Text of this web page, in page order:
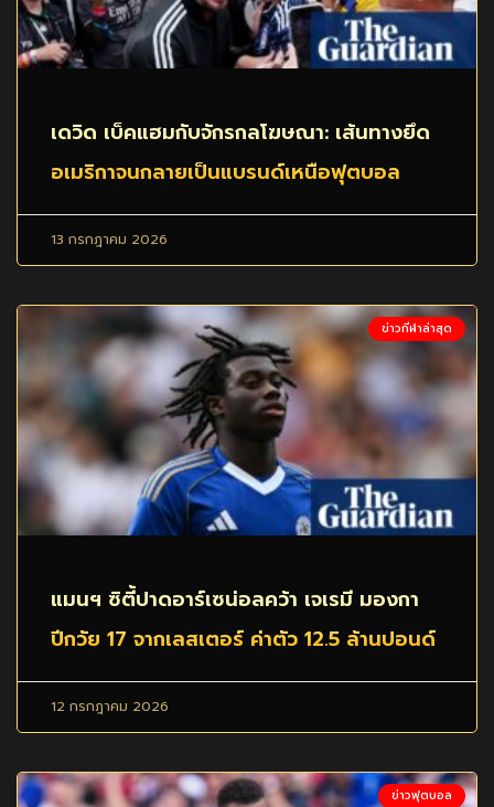
เดวิด เบ็คแฮมกับจักรกลโฆษณา: เส้นทางยึด
อเมริกาจนกลายเป็นแบรนด์เหนือฟุตบอล
13 กรกฎาคม 2026
ข่าวกีฬาล่าสุด
แมนฯ ซิตี้ปาดอาร์เซน่อลคว้า เจเรมี มองกา
ปีกวัย 17 จากเลสเตอร์ ค่าตัว 12.5 ล้านปอนด์
12 กรกฎาคม 2026
ข่าวฟุตบอล